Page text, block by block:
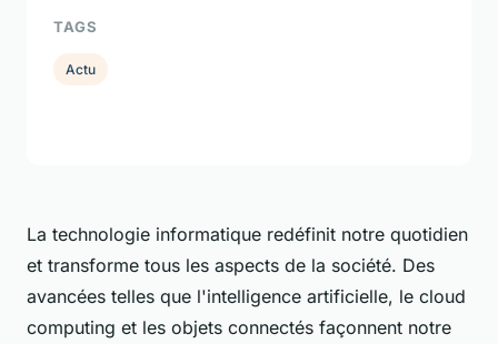
La technologie informatique redéfinit notre quotidien
et transforme tous les aspects de la société. Des
avancées telles que l'intelligence artificielle, le cloud
computing et les objets connectés façonnent notre
TAGS
Actu